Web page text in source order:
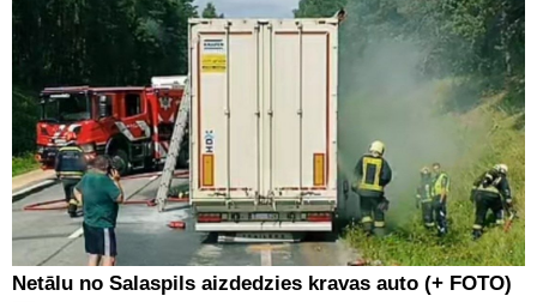
Netālu no Salaspils aizdedzies kravas auto (+ FOTO)